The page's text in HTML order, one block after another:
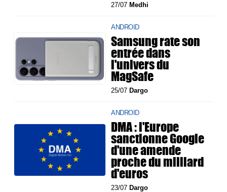
27/07Medhi
ANDROID
Samsung rate son
entrée dans
l'univers du
MagSafe
25/07Dargo
ANDROID
DMA : l'Europe
sanctionne Google
d'une amende
proche du milliard
d'euros
23/07Dargo